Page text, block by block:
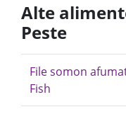
Alte
Peste
File somon
Fish